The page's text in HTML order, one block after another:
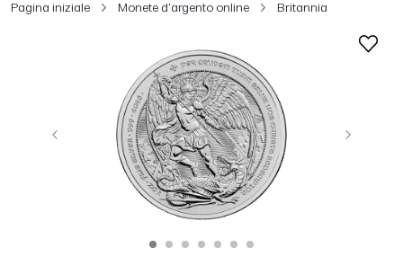
Pagina iniziale Monete d'argento online Britannia
Precedente Avanti